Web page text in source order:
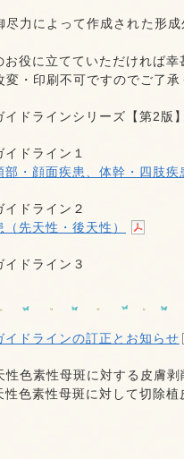
尽力によって作成された形
役に立てていただければ幸
・印刷不可ですのでご了承
ドラインシリーズ【第2版】
ドライン１
部・顔面疾患、体幹・四肢疾
ドライン２
先天性・後天性）
ドライン３
イドラインの訂正とお知らせ
色素性母斑に対する皮膚剥
色素性母斑に対して切除植